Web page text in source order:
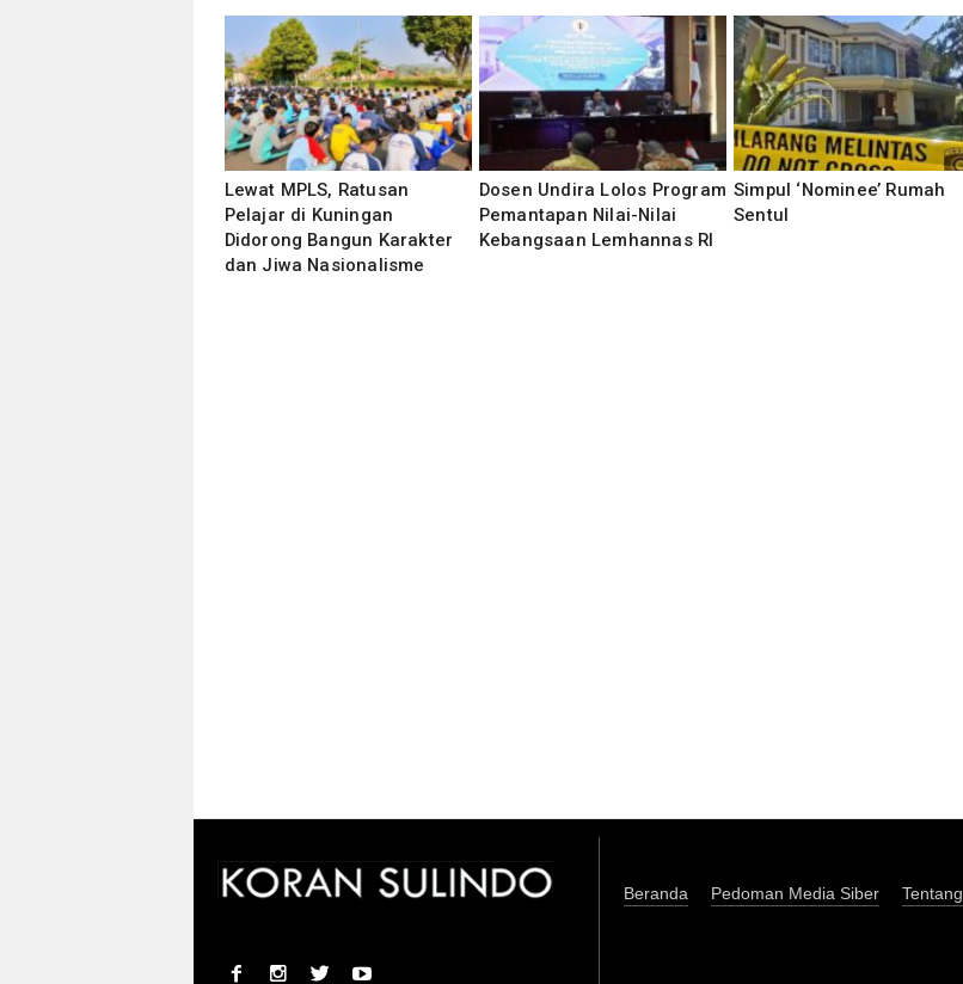
Lewat MPLS, Ratusan
Pelajar di Kuningan
Didorong Bangun Karakter
dan Jiwa Nasionalisme
Dosen Undira Lolos Program
Pemantapan Nilai-Nilai
Kebangsaan Lemhannas RI
Simpul ‘Nominee’ Rumah
Sentul
Beranda Pedoman Media Siber Tentang